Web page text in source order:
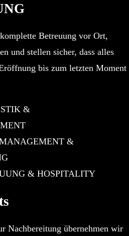
Betreuung vor Ort,
und stellen sicher, dass alles
bis zum letzten Moment
&
&
& HOSPITALITY
Nachbereitung übernehmen wir